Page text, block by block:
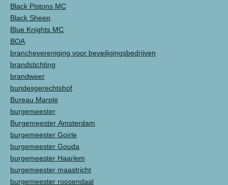
Black Pistons MC
Black Sheep
Blue Knights MC
BOA
branchevereniging voor beveiligingsbedrijven
brandstichting
brandweer
bundesgerechtshof
Bureau Marple
burgemeester
Burgemeester Amsterdam
burgemeester Goirle
burgemeester Gouda
burgemeester Haarlem
burgemeester maastricht
burgemeester roosendaal